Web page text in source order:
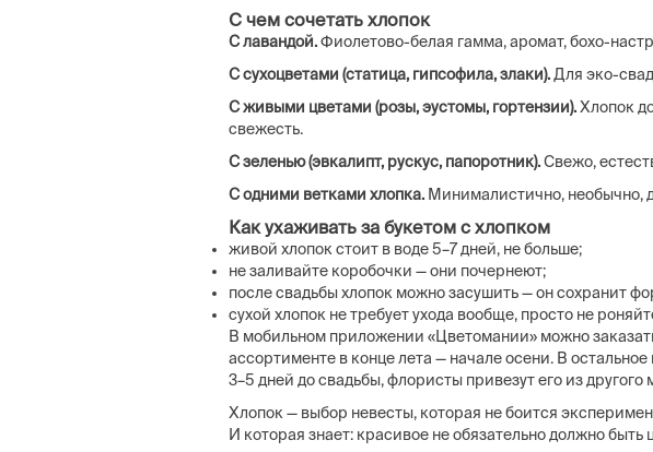
С чем сочетать хлопок
С лавандой.Фиолетово-белая гамма, аромат, бохо-
С сухоцветами (статица, гипсофила, злаки).Для эко-
С живыми цветами (розы, эустомы, гортензии).Хлопок
свежесть.
С зеленью (эвкалипт, рускус, папоротник).Свежо,
С одними ветками хлопка. Минималистично, необычно,
Как ухаживать за букетом с хлопком
живой хлопок стоит в воде 5–7 дней, не больше;
не заливайте коробочки — они почернеют;
после свадьбы хлопок можно засушить — он сохранит
сухой хлопок не требует ухода вообще, просто не
В мобильном приложении «Цветомании» можно
ассортименте в конце лета — начале осени. В
3–5 дней до свадьбы, флористы привезут его из
Хлопок — выбор невесты, которая не боится
И которая знает: красивое не обязательно должно